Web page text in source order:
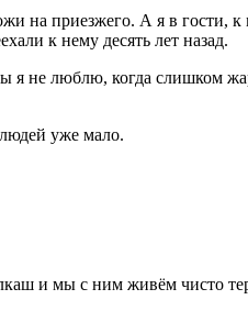
на приезжего. А я в гости, к
к нему десять лет назад.
я не люблю, когда слишком
уже мало.
и мы с ним живём чисто